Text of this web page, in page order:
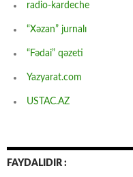
radio-kardeche
“Xəzan” jurnalı
“Fədai” qəzeti
Yazyarat.com
USTAC.AZ
FAYDALIDIR :